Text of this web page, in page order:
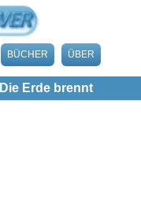
BÜCHER ÜBER
Erde brennt